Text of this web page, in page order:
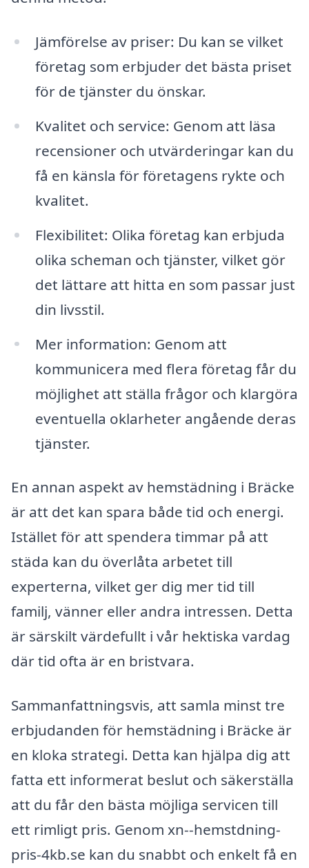
Jämförelse av priser: Du kan se vilket
företag som erbjuder det bästa priset
för de tjänster du önskar.
Kvalitet och service: Genom att läsa
recensioner och utvärderingar kan du
få en känsla för företagens rykte och
kvalitet.
Flexibilitet: Olika företag kan erbjuda
olika scheman och tjänster, vilket gör
det lättare att hitta en som passar just
din livsstil.
Mer information: Genom att
kommunicera med flera företag får du
möjlighet att ställa frågor och klargöra
eventuella oklarheter angående deras
tjänster.
En annan aspekt av hemstädning i Bräcke
är att det kan spara både tid och energi.
Istället för att spendera timmar på att
städa kan du överlåta arbetet till
experterna, vilket ger dig mer tid till
familj, vänner eller andra intressen. Detta
är särskilt värdefullt i vår hektiska vardag
där tid ofta är en bristvara.
Sammanfattningsvis, att samla minst tre
erbjudanden för hemstädning i Bräcke är
en kloka strategi. Detta kan hjälpa dig att
fatta ett informerat beslut och säkerställa
att du får den bästa möjliga servicen till
ett rimligt pris. Genom xn--hemstdning-
pris-4kb.se kan du snabbt och enkelt få en